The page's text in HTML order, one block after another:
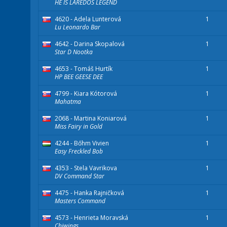
HE IS LAREDOS LEGEND
4620 - Adela Lunterová
Lu Leonardo Bar
1
4642 - Darina Skopalová
Star D Nootka
1
4653 - Tomáš Hurtík
HP BEE GEESE DEE
1
4799 - Kiara Kótorová
Mahatma
1
2068 - Martina Koniarová
Miss Fairy in Gold
1
4244 - Bőhm Vivien
Easy Freckled Bob
1
4353 - Stela Vavrikova
DV Command Star
1
4475 - Hanka Rajničková
Masters Command
1
4573 - Henrieta Moravská
1